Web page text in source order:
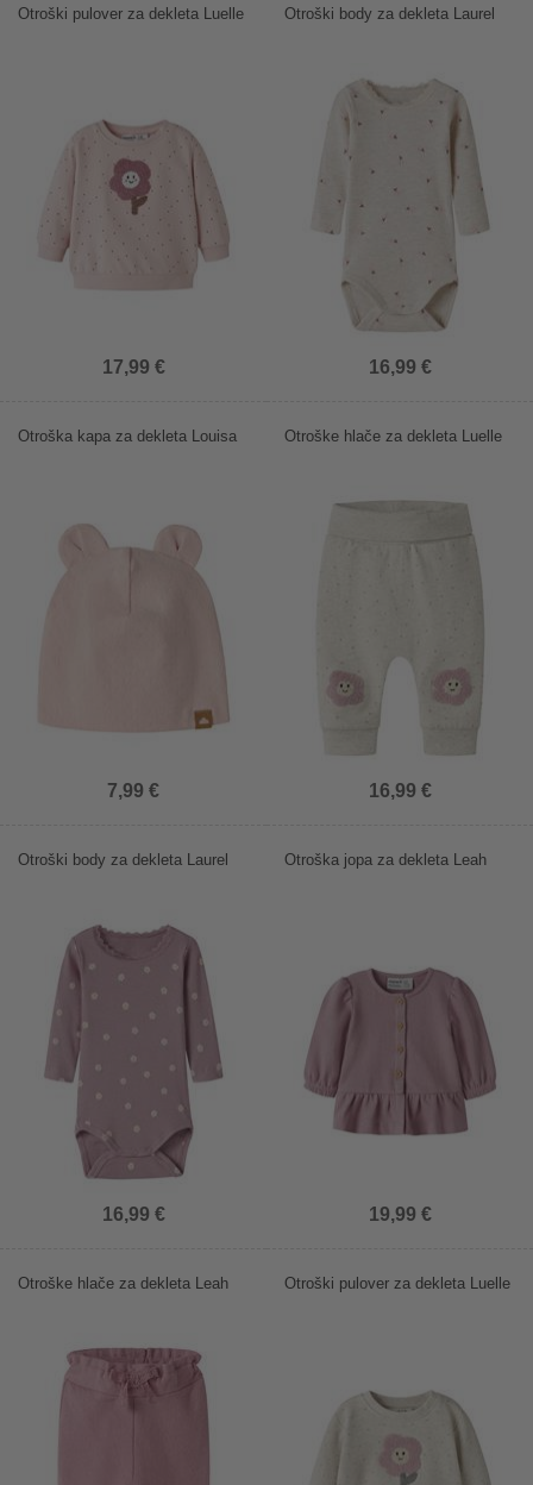
Otroški pulover za dekleta Luelle
17,99 €
Otroški body za dekleta Laurel
16,99 €
Otroška kapa za dekleta Louisa
7,99 €
Otroške hlače za dekleta Luelle
16,99 €
Otroški body za dekleta Laurel
16,99 €
Otroška jopa za dekleta Leah
19,99 €
Otroške hlače za dekleta Leah Otroški pulover za dekleta Luelle